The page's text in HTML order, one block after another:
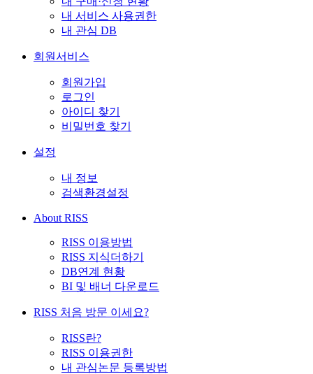
내 서비스 사용권한
내 관심 DB
회원서비스
회원가입
로그인
아이디 찾기
비밀번호 찾기
설정
내 정보
검색환경설정
About RISS
RISS 이용방법
RISS 지식더하기
DB연계 현황
BI 및 배너 다운로드
RISS 처음 방문 이세요?
RISS란?
RISS 이용권한
내 관심논문 등록방법